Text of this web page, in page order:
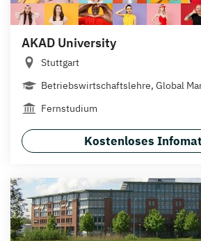
AKAD University
Stuttgart
Betriebswirtschaftslehre, Global
Fernstudium
Kostenloses